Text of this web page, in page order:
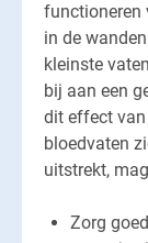
functioneren
in de
kleinste
bij aan een
dit effect
bloedvaten
uitstrekt,
Zorg